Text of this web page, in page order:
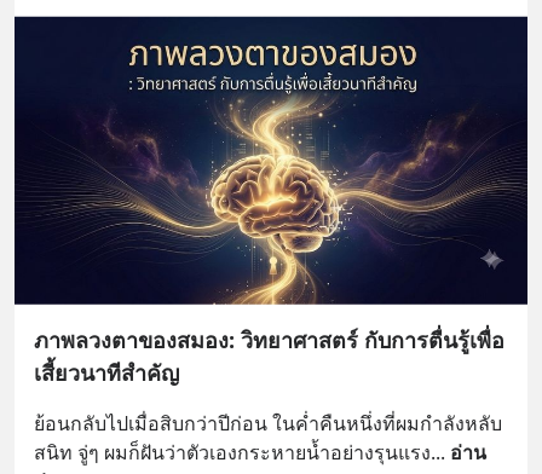
ภาพลวงตาของสมอง: วิทยาศาสตร์ กับการตื่นรู้เพื่อ
เสี้ยวนาทีสำคัญ
ย้อนกลับไปเมื่อสิบกว่าปีก่อน ในค่ำคืนหนึ่งที่ผมกำลังหลับ
สนิท จู่ๆ ผมก็ฝันว่าตัวเองกระหายน้ำอย่างรุนแรง... อ่าน